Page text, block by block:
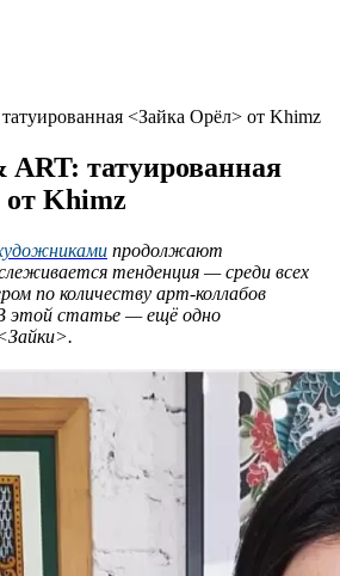
<Зайка Орёл> от Khimz
татуированная
Khimz
продолжают
тенденция — среди всех
по количеству арт-коллабов
этой статье — ещё одно